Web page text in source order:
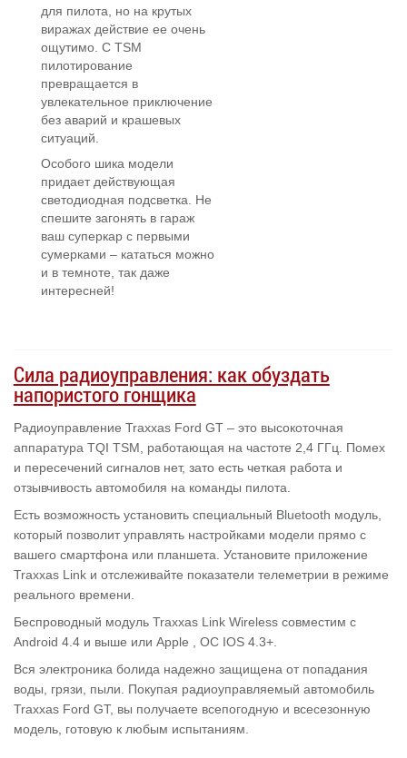
для пилота, но на крутых
виражах действие ее очень
ощутимо. С TSM
пилотирование
превращается в
увлекательное приключение
без аварий и крашевых
ситуаций.
Особого шика модели
придает действующая
светодиодная подсветка. Не
спешите загонять в гараж
ваш суперкар с первыми
сумерками – кататься можно
и в темноте, так даже
интересней!
Сила радиоуправления: как обуздать
напористого гонщика
Радиоуправление Traxxas Ford GT – это высокоточная
аппаратура TQI TSM, работающая на частоте 2,4 ГГц. Помех
и пересечений сигналов нет, зато есть четкая работа и
отзывчивость автомобиля на команды пилота.
Есть возможность установить специальный Bluetooth модуль,
который позволит управлять настройками модели прямо с
вашего смартфона или планшета. Установите приложение
Traxxas Link и отслеживайте показатели телеметрии в режиме
реального времени.
Беспроводный модуль Traxxas Link Wireless совместим с
Android 4.4 и выше или Apple , ОС IOS 4.3+.
Вся электроника болида надежно защищена от попадания
воды, грязи, пыли. Покупая радиоуправляемый автомобиль
Traxxas Ford GT, вы получаете всепогодную и всесезонную
модель, готовую к любым испытаниям.